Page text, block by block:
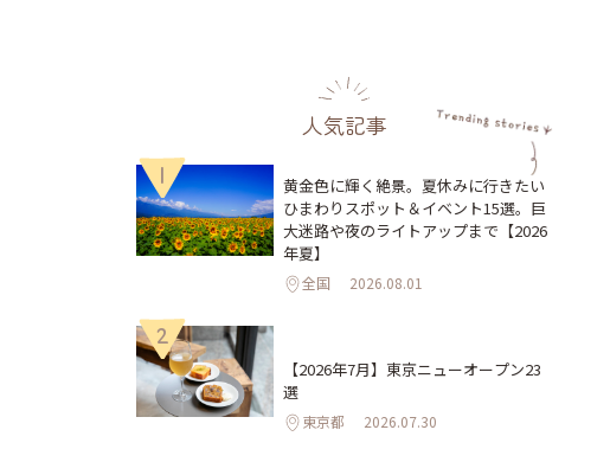
人気記事
1
黄金色に輝く絶景。夏休みに行きたい
ひまわりスポット＆イベント15選。巨
大迷路や夜のライトアップまで【2026
年夏】
全国 2026.08.01
2
【2026年7月】東京ニューオープン23
選
東京都 2026.07.30